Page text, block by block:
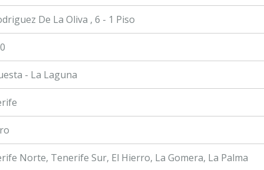
De La Oliva , 6 - 1 Piso
- La Laguna
Norte, Tenerife Sur, El Hierro, La Gomera, La Palma